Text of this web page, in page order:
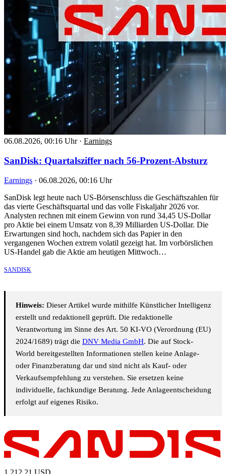
06.08.2026, 00:16 Uhr · Earnings
SanDisk: Quartalsziffer nach 56-Prozent-Absturz
Earnings · 06.08.2026, 00:16 Uhr
SanDisk legt heute nach US-Börsenschluss die Geschäftszahlen für
das vierte Geschäftsquartal und das volle Fiskaljahr 2026 vor.
Analysten rechnen mit einem Gewinn von rund 34,45 US-Dollar
pro Aktie bei einem Umsatz von 8,39 Milliarden US-Dollar. Die
Erwartungen sind hoch, nachdem sich das Papier in den
vergangenen Wochen extrem volatil gezeigt hat. Im vorbörslichen
US-Handel gab die Aktie am heutigen Mittwoch…
SANDISK
Hinweis: Dieser Artikel wurde mithilfe Künstlicher Intelligenz
erstellt und redaktionell geprüft. Die redaktionelle
Verantwortung im Sinne des Art. 50 KI-VO (Verordnung (EU)
2024/1689) trägt die DNV Media GmbH. Die auf Stock-
World bereitgestellten Informationen stellen keine Anlage-
oder Finanzberatung dar und sind nicht als Kauf- oder
Verkaufsempfehlung zu verstehen. Sie ersetzen keine
individuelle, fachkundige Beratung. Jede Anlageentscheidung
erfolgt auf eigenes Risiko.
1.212,21 USD